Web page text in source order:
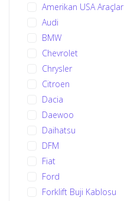
Amerikan USA Araçlar
Audi
BMW
Chevrolet
Chrysler
Citroen
Dacia
Daewoo
Daihatsu
DFM
Fiat
Ford
Forklift Buji Kablosu